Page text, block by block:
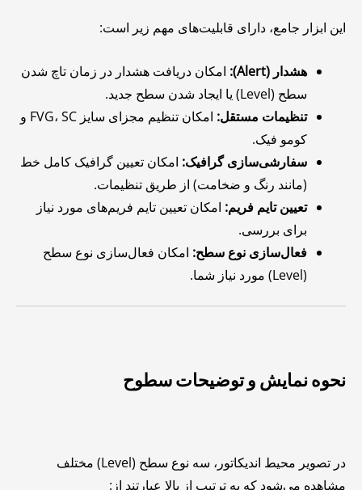
این ابزار جامع، دارای قابلیت‌های مهم زیر است:
هشدار (Alert):
امکان دریافت هشدار در زمان تاچ شدن
سطح (Level) یا ایجاد شدن سطح جدید.
تنظیمات مستقل:
امکان تنظیم مجزای سایز FVG، SC و
کومو فیک.
سفارشی‌سازی گرافیک: امکان تعیین گرافیک کامل خط
(مانند رنگ و ضخامت) از طریق تنظیمات.
تعیین تایم فریم: امکان تعیین تایم فریم‌های مورد نیاز
برای بررسی.
فعال‌سازی نوع سطح: امکان فعال‌سازی نوع سطح
(Level) مورد نیاز شما.
نحوه نمایش و توضیحات سطوح
در تصویر محیط اندیکاتور، سه نوع سطح (Level) مختلف
مشاهده می‌شود که به ترتیب از بالا عبارتند از: